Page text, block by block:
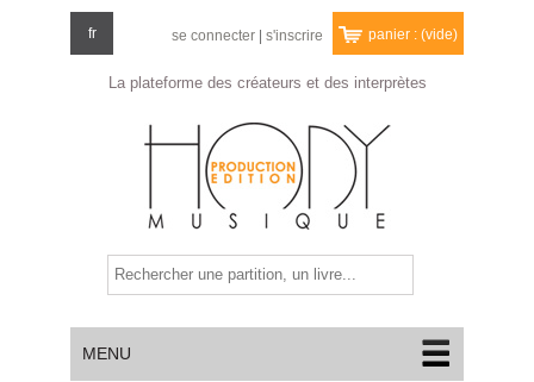
La plateforme des créateurs et des interprètes
fr se connecter s'inscrire panier : (vide)
MENU